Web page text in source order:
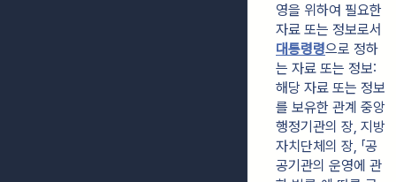
영을 위하여 필요한
대통령령으로 정하
는 자료 또는 정보:
해당 자료 또는 정보
를 보유한 관계 중앙
행정기관의 장, 지방
자치단체의 장, 「공
공기관의 운영에 관